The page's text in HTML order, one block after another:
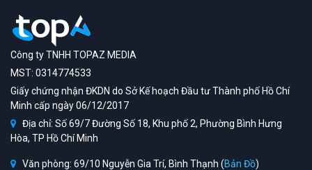
Công ty TNHH TOPAZ MEDIA
MST: 0314774533
Giấy chứng nhận ĐKDN do Sở Kế hoạch Đầu tư Thành phố Hồ Chí
Minh cấp ngày 06/12/2017
Địa chỉ: Số 69/7 Đường Số 18, Khu phố 2, Phường Bình Hưng
Hòa, TP Hồ Chí Minh
Văn phòng: 69/10 Nguyễn Gia Trí, Bình Thạnh (Bản Đồ)